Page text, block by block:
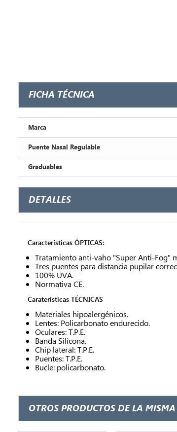
FICHA TÉCNICA
Marca
Puente Nasal Regulable
Graduables
DETALLES
Características ÓPTICAS:
Tratamiento anti-vaho "Super Anti-Fog"
Tres puentes para distancia pupilar
100% UVA.
Normativa CE.
Caraterísticas TÉCNICAS
Materiales hipoalergénicos.
Lentes: Policarbonato endurecido.
Oculares: T.P.E.
Banda Silicona.
Chip lateral: T.P.E.
Puentes: T.P.E.
Bucle: policarbonato.
OTROS PRODUCTOS DE LA